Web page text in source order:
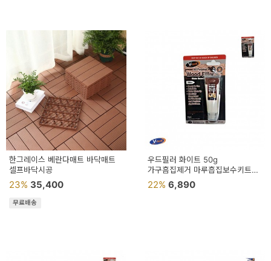
한그레이스 베란다매트 바닥매트
셀프바닥시공
23% 35,400
무료배송
우드필러 화이트 50g
가구흠집제거 마루흡집보수키트
강마루보수키트
22% 6,890